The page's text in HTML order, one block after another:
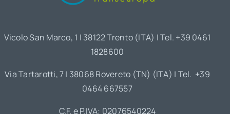
Vicolo San Marco, 1 | 38122 Trento (ITA) | Tel. +39 0461
1828600
Via Tartarotti, 7 | 38068 Rovereto (TN) (ITA) | Tel. +39
0464 667557
C.F. e P.IVA: 02076540224